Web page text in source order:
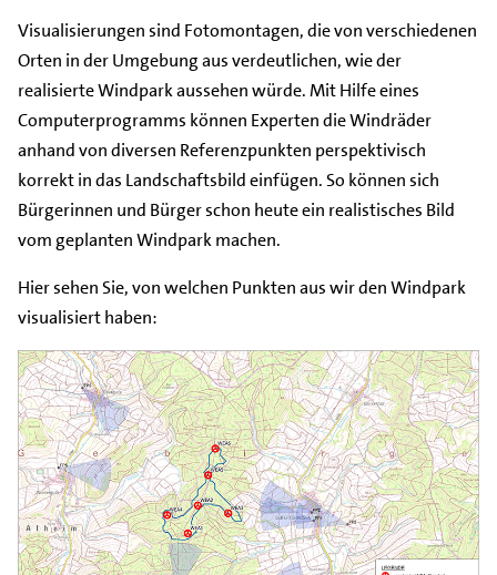
Visualisierungen sind Fotomontagen, die von verschiedenen
Orten in der Umgebung aus verdeutlichen, wie der
realisierte Windpark aussehen würde. Mit Hilfe eines
Computerprogramms können Experten die Windräder
anhand von diversen Referenzpunkten perspektivisch
korrekt in das Landschaftsbild einfügen. So können sich
Bürgerinnen und Bürger schon heute ein realistisches Bild
vom geplanten Windpark machen.
Hier sehen Sie, von welchen Punkten aus wir den Windpark
visualisiert haben: